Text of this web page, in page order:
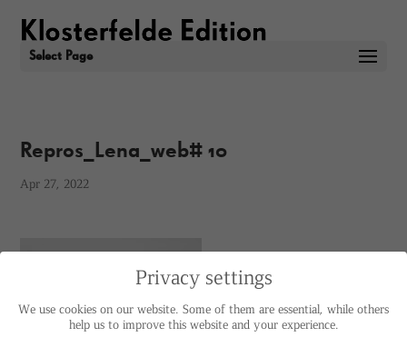
Select Page
Repros_Lena_web# 10
Apr 27, 2022
Privacy settings
We use cookies on our website. Some of them are essential, while others
help us to improve this website and your experience.